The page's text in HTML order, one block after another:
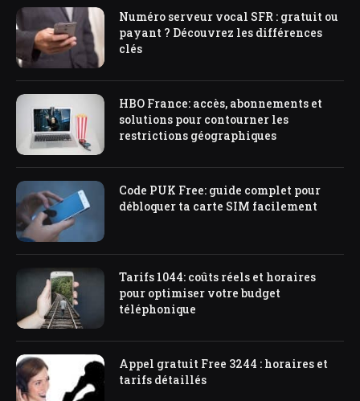
Numéro serveur vocal SFR : gratuit ou
payant ? Découvrez les différences
clés
HBO France: accès, abonnements et
solutions pour contourner les
restrictions géographiques
Code PUK Free: guide complet pour
débloquer ta carte SIM facilement
Tarifs 1044: coûts réels et horaires
pour optimiser votre budget
téléphonique
Appel gratuit Free 3244 : horaires et
tarifs détaillés